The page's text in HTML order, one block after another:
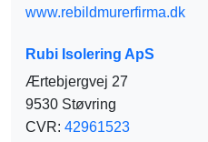
www.rebildmurerfirma.dk
Rubi Isolering ApS
Ærtebjergvej 27
9530 Støvring
CVR: 42961523